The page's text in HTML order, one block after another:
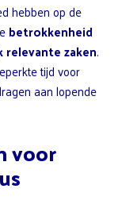
hebben op de
betrokkenheid
relevante zaken.
tijd voor
aan lopende
voor